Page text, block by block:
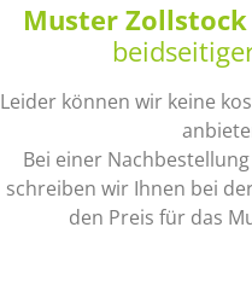
Muster
Leider können wir keine
Bei einer
schreiben wir Ihnen bei
den Preis für das